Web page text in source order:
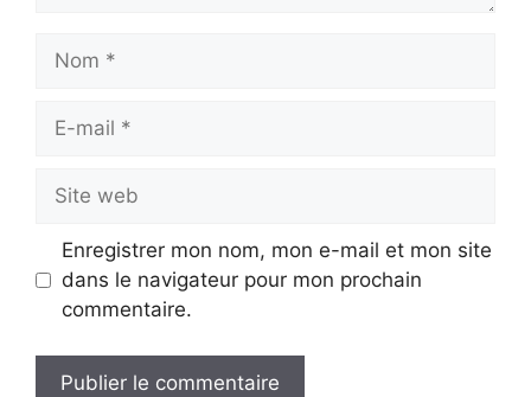
Nom
Site
web
Enregistrer mon nom, mon e-mail et mon site
dans le navigateur pour mon prochain
commentaire.